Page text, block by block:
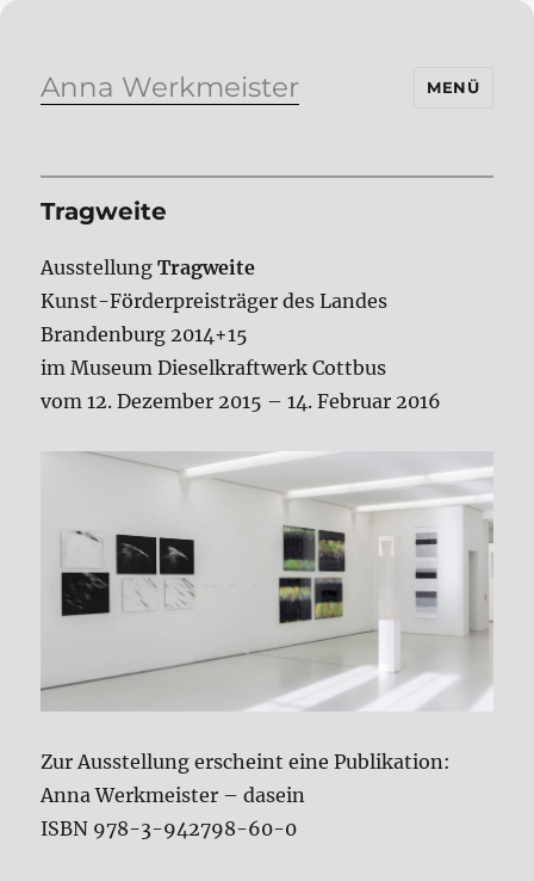
Anna Werkmeister MENÜ
Tragweite
AusstellungTragweite
Kunst-Förderpreisträger des Landes
Brandenburg 2014+15
im Museum Dieselkraftwerk Cottbus
vom 12. Dezember 2015 – 14. Februar 2016
Zur Ausstellung erscheint eine Publikation:
Anna Werkmeister – dasein
ISBN 978-3-942798-60-0